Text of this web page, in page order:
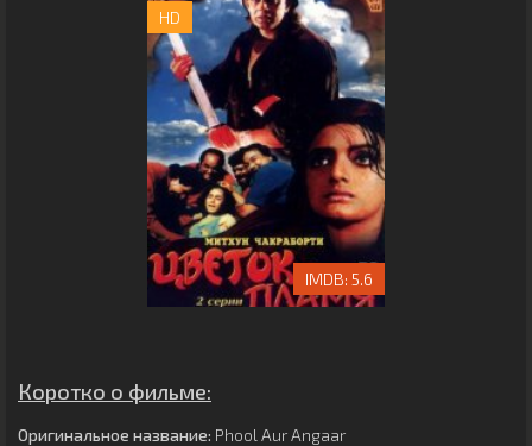
HD
5.6
Коротко о фильме:
Оригинальное название: Phool Aur Angaar